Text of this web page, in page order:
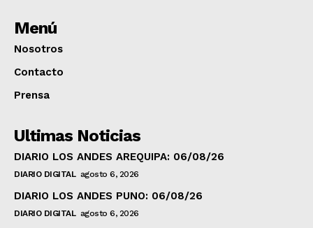
Menú
Nosotros
Contacto
Prensa
Ultimas Noticias
DIARIO LOS ANDES AREQUIPA: 06/08/26
DIARIO DIGITAL agosto 6, 2026
DIARIO LOS ANDES PUNO: 06/08/26
DIARIO DIGITAL agosto 6, 2026